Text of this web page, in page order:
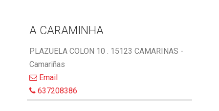
A CARAMINHA
PLAZUELA COLON 10 . 15123 CAMARINAS -
Camariñas
Email
637208386